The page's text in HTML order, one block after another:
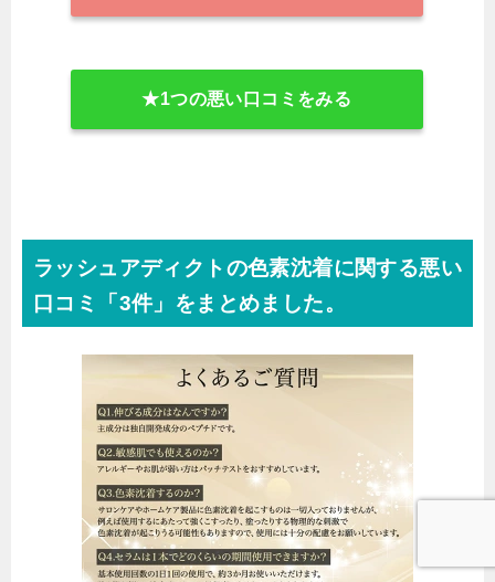
★1つの悪い口コミをみる
ラッシュアディクトの色素沈着に関する悪い
口コミ「3件」をまとめました。